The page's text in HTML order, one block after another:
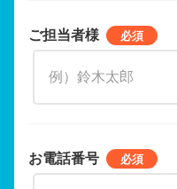
ご担当者様
お電話番号